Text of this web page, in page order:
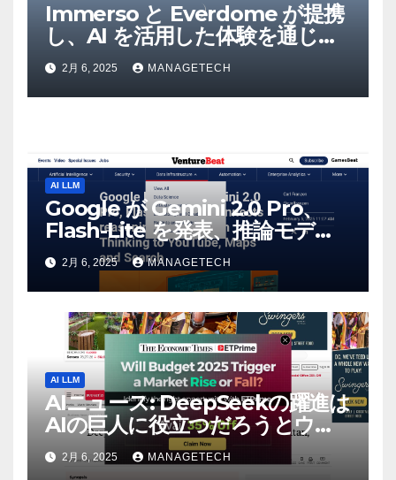
Immerso と Everdome が提携
し、AI を活用した体験を通じて
メタバースのイノベーションを
推進 – Intelligent CIO APAC
2月 6, 2025 MANAGETECH
AI LLM
Google が Gemini 2.0 Pro、
Flash-Lite を発表、推論モデル
Flash Thinking を YouTube、
マップ、検索に接続 |
VentureBeat
2月 6, 2025 MANAGETECH
AI LLM
AIニュース: DeepSeekの躍進は
AIの巨人に役立つだろうとウォ
ール街のアナリストが語る –
The Economic Times
2月 6, 2025 MANAGETECH